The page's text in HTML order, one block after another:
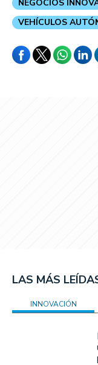
NEGOCIOS
VEHÍCULOS
LAS MÁS
INNOVACIÓN